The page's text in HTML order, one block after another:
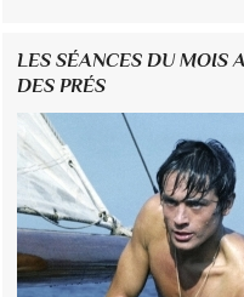
LES SÉANCES DU MOIS
DES PRÉS